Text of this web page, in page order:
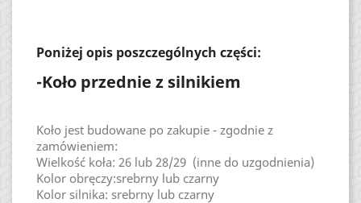
Poniżej opis poszczególnych części:
-Koło przednie z silnikiem
Koło jest budowane po zakupie - zgodnie z
zamówieniem:
Wielkość koła: 26 lub 28/29 (inne do uzgodnienia)
Kolor obręczy:srebrny lub czarny
Kolor silnika: srebrny lub czarny